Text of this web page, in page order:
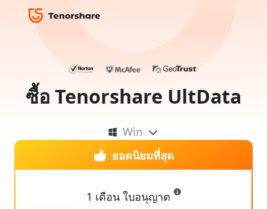
ซื้อ Tenorshare UltData
Win
ยอดนิยมที่สุด
1 เดือน ใบอนุญาต